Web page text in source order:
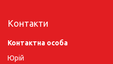
Контакти
Юрій